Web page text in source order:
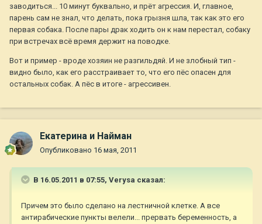
заводиться... 10 минут буквально, и прёт агрессия. И, главное,
парень сам не знал, что делать, пока грызня шла, так как это его
первая собака. После пары драк ходить он к нам перестал, собаку
при встречах всё время держит на поводке.
Вот и пример - вроде хозяин не разгильдяй. И не злобный тип -
видно было, как его расстраивает то, что его пёс опасен для
остальных собак. А пёс в итоге - агрессивен.
Екатерина и Найман
Опубликовано 16 мая, 2011
В 16.05.2011 в 07:55, Verysa сказал:
Причем это было сделано на лестничной клетке. А все
антирабические пункты велели... прервать беременность, а